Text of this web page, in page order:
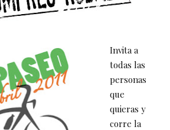
Invita a
todas las
personas
que
quieras y
corre la